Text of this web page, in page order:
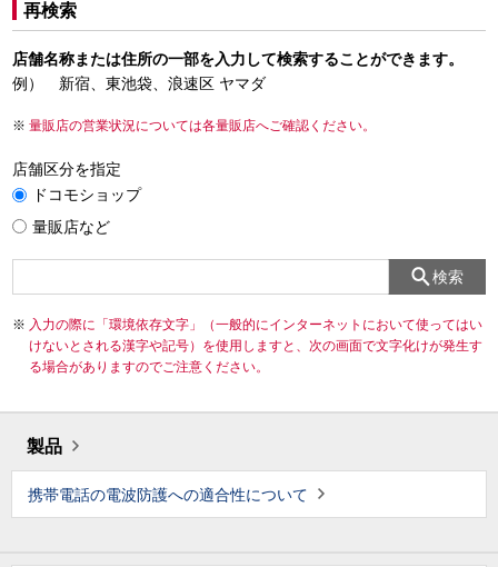
再検索
店舗名称または住所の一部を入力して検索することができます。
例） 新宿、東池袋、浪速区 ヤマダ
量販店の営業状況については各量販店へご確認ください。
店舗区分を指定
ドコモショップ
量販店など
検索
入力の際に「環境依存文字」（一般的にインターネットにおいて使ってはい
けないとされる漢字や記号）を使用しますと、次の画面で文字化けが発生す
る場合がありますのでご注意ください。
製品
携帯電話の電波防護への適合性について